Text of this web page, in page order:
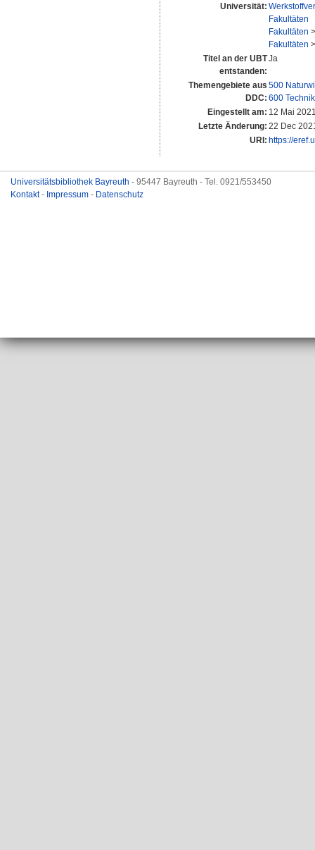
Universität:
Fakultäten
Fakultäten
Fakultäten
Titel an der UBT
entstanden:
Ja
Themengebiete aus
DDC:
500
600
Eingestellt am: 12 Mai
Letzte Änderung: 22 Dec
URI: https://
Universitätsbibliothek Bayreuth - 95447 Bayreuth - Tel. 0921/553450
Kontakt- Impressum - Datenschutz